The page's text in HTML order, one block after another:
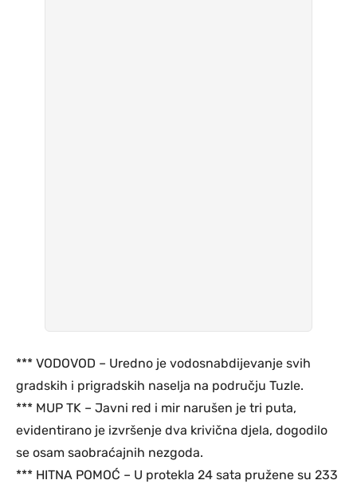
*** VODOVOD – Uredno je vodosnabdijevanje svih
gradskih i prigradskih naselja na području Tuzle.
*** MUP TK – Javni red i mir narušen je tri puta,
evidentirano je izvršenje dva krivična djela, dogodilo
se osam saobraćajnih nezgoda.
*** HITNA POMOĆ – U protekla 24 sata pružene su 233